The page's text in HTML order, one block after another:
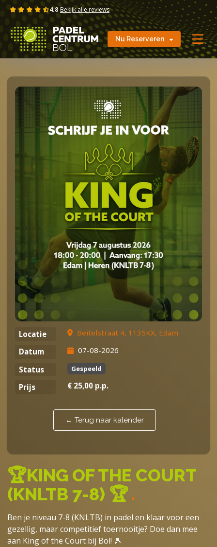
Skip
content
4.8 Bekijk alle reviews
Nu Reserveren
Locatie
Beitelstraat 4, 1135KX, Edam
Datum
07-08-2026
Status
Gespeeld
Prijs € 25,00 p.p.
← Terug naar kalender
🏆KING OF THE COURT
(KNLTB 7-8) 🏆.
Ben je niveau 7-8 (KNLTB) in padel en klaar voor een
gezellig, maar competitief toernooitje? Doe dan mee
aan King of the Court bij Bol! 🎾